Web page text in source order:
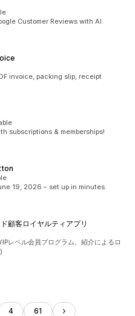
Customer Reviews with AI.
invoice, packing slip, receipt
subscriptions & memberships!
19, 2026 – set up in minutes.
顧客ロイヤルティアプリ
レベル会員プログラム、紹介によるロ
4 61